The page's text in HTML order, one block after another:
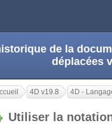
de la
déplacées
4D v19.8 4D -
Utiliser la